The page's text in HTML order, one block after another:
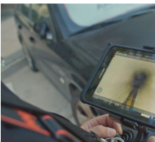
Inspección
de
Alcantarillado
con
drone:
Garantizar
la
Integridad
de
las
Redes
Subterráneas